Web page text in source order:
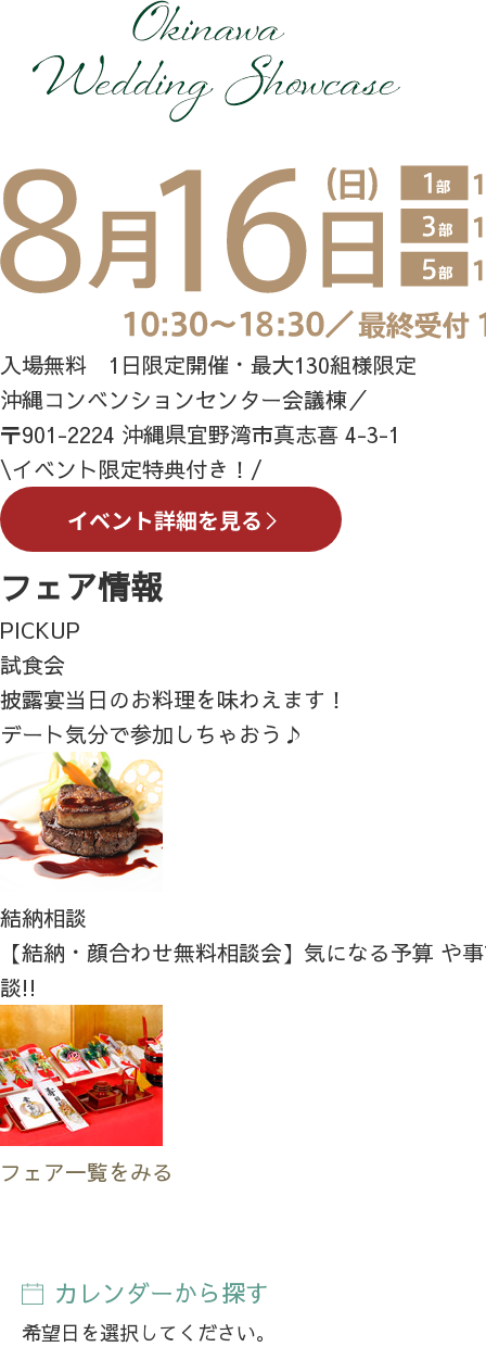
入場無料 1日限定開催・最大130組様限定
沖縄コンベンションセンター会議棟／
〒901-2224 沖縄県宜野湾市真志喜 4-3-1
\イベント限定特典付き！/
フェア情報
PICKUP
試食会
披露宴当日のお料理を味わえます！
デート気分で参加しちゃおう♪
結納相談
【結納・顔合わせ無料相談会】気になる予算 や
談!!
フェア一覧をみる
カレンダーから探す
希望日を選択してください。